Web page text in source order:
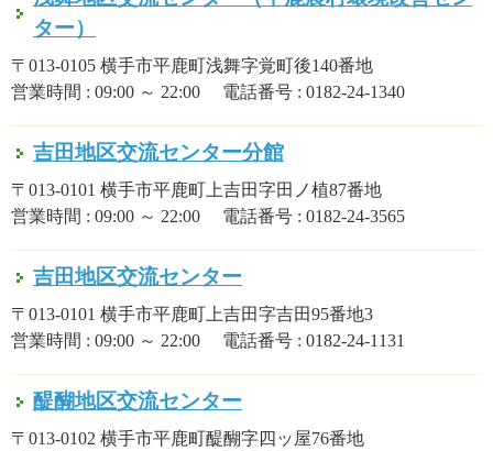
ター）
〒013-0105 横手市平鹿町浅舞字覚町後140番地
営業時間 : 09:00 ～ 22:00 電話番号 : 0182-24-1340
吉田地区交流センター分館
〒013-0101 横手市平鹿町上吉田字田ノ植87番地
営業時間 : 09:00 ～ 22:00 電話番号 : 0182-24-3565
吉田地区交流センター
〒013-0101 横手市平鹿町上吉田字吉田95番地3
営業時間 : 09:00 ～ 22:00 電話番号 : 0182-24-1131
醍醐地区交流センター
〒013-0102 横手市平鹿町醍醐字四ッ屋76番地